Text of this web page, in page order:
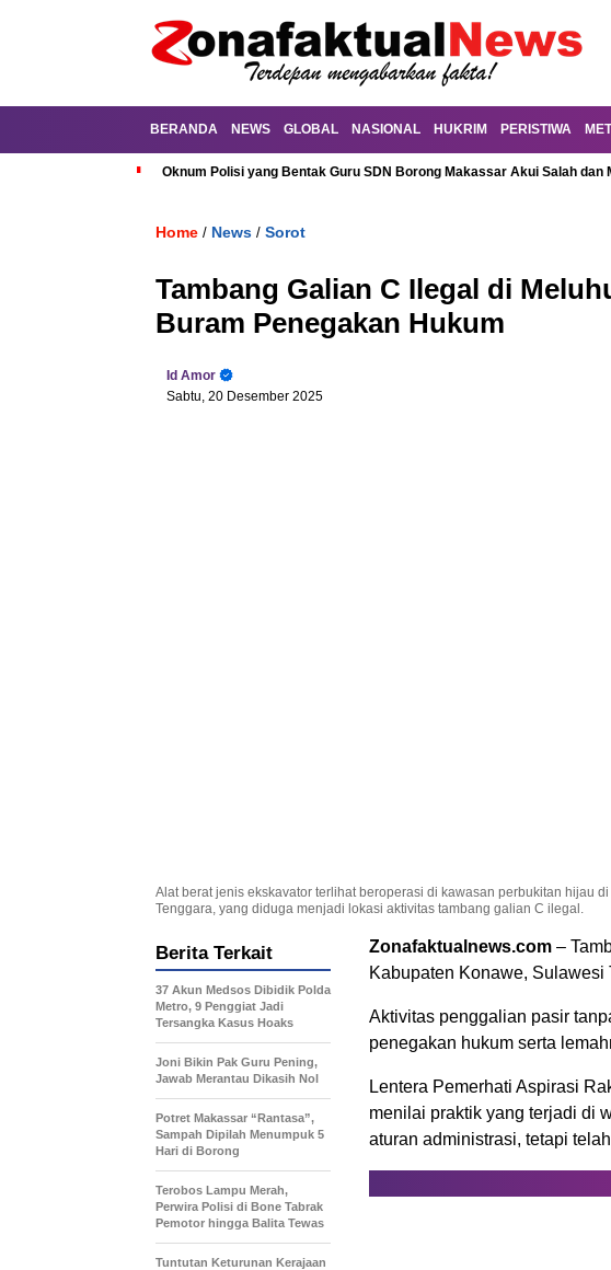
BERANDA NEWS GLOBAL NASIONAL HUKRIM PERISTIWA
Oknum Polisi yang Bentak Guru SDN Borong Makassar Akui Salah dan
Home / News / Sorot
Tambang Galian C Ilegal di
Buram Penegakan Hukum
Id Amor
Sabtu, 20 Desember 2025
Alat berat jenis ekskavator terlihat beroperasi di kawasan perbukitan hijau
Tenggara, yang diduga menjadi lokasi aktivitas tambang galian C ilegal.
Zonafaktualnews.com –
Kabupaten Konawe, Sulawesi
Aktivitas penggalian pasir
penegakan hukum serta
Lentera Pemerhati Aspirasi
menilai praktik yang terjadi di
aturan administrasi, tetapi
Berita Terkait
37 Akun Medsos Dibidik Polda
Metro, 9 Penggiat Jadi
Tersangka Kasus Hoaks
Joni Bikin Pak Guru Pening,
Jawab Merantau Dikasih Nol
Potret Makassar “Rantasa”,
Sampah Dipilah Menumpuk 5
Hari di Borong
Terobos Lampu Merah,
Perwira Polisi di Bone Tabrak
Pemotor hingga Balita Tewas
Tuntutan Keturunan Kerajaan